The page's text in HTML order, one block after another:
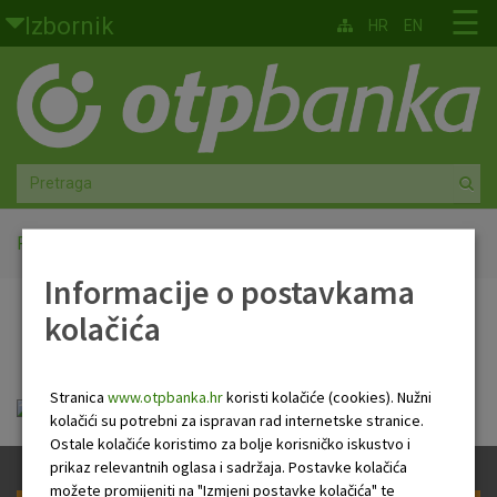
Skoči na glavni sadržaj
Izbornik
Građani
Privatno bankarstvo
Agro
Mala poduzeća i obrtnici
Srednja i velika poduzeća
Faktoring
O nama
☰
HR EN
Početna
Terminski plan
OTP PP terminski plan_05_2019.pdf
Informacije o postavkama
kolačića
Stranica www.otpbanka.hrkoristi kolačiće (cookies). Nužni
kolačići su potrebni za ispravan rad internetske stranice.
Ostale kolačiće koristimo za bolje korisničko iskustvo i
prikaz relevantnih oglasa i sadržaja. Postavke kolačića
možete promijeniti na "Izmjeni postavke kolačića" te